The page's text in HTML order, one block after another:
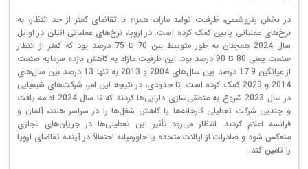
در بخش پتروشیمی، ظرفیت تولید مازاد، همراه با تقاضای کمتر از حد انتظار، به
نرخ‌های عملیاتی پایین کمک کرده است. در اروپا، نرخ‌های عملیاتی اتیلن در اوایل
سال 2024 همچنان به طور متوسط بین 70 تا 75 درصد بود که کمتر از انتظار
صنعت یعنی 80 تا 90 درصد بود. این ظرفیت مازاد به کاهش بازده سرمایه صنعت
از میانگین 17.9 درصد بین سال‌های 2004 و 2013 به تنها 13 درصد بین سال‌های
2014 و 2023 کمک کرده است. تا حدودی، در نتیجه این امر، شرکت‌های شیمیایی
در سال 2023 شروع به منطقی‌سازی دارایی‌ها کردند که تا سال 2024 ادامه یافت
و چندین شرکت تعطیلی کارخانه‌ها یا کاهش شغل‌ها را در سراسر هلند، آلمان و
فرانسه اعلام کردند. انتظار می‌رود تأثیر این تعطیلی‌ها در جریان‌های تجاری
منعکس شود و صادرات از ایالات متحده یا خاورمیانه احتمالاً در آینده تقاضای اروپا
را تامین کند.